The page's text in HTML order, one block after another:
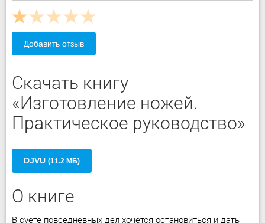
Добавить отзыв
Скачать книгу
«Изготовление ножей.
Практическое руководство»
DJVU (11.2 МБ)
О книге
В суете повседневных дел хочется остановиться и дать